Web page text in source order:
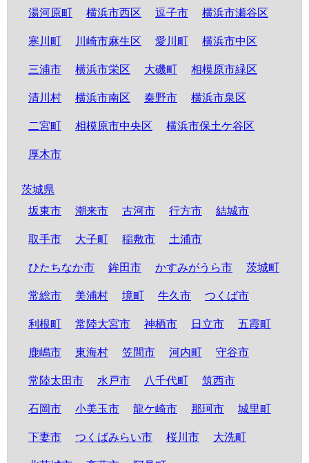
湯河原町 横浜市西区 逗子市 横浜市瀬谷区
寒川町 川崎市麻生区 愛川町 横浜市中区
三浦市 横浜市栄区 大磯町 相模原市緑区
清川村 横浜市南区 秦野市 横浜市泉区
二宮町 相模原市中央区 横浜市保土ケ谷区
厚木市
茨城県
坂東市
潮来市 古河市 行方市 結城市
取手市 大子町 稲敷市 土浦市
ひたちなか市 鉾田市 かすみがうら市 茨城町
常総市 美浦村 境町 牛久市 つくば市
利根町 常陸大宮市 神栖市 日立市 五霞町
鹿嶋市 東海村 笠間市 河内町 守谷市
常陸太田市 水戸市 八千代町 筑西市
石岡市 小美玉市 龍ケ崎市 那珂市 城里町
下妻市 つくばみらい市 桜川市 大洗町